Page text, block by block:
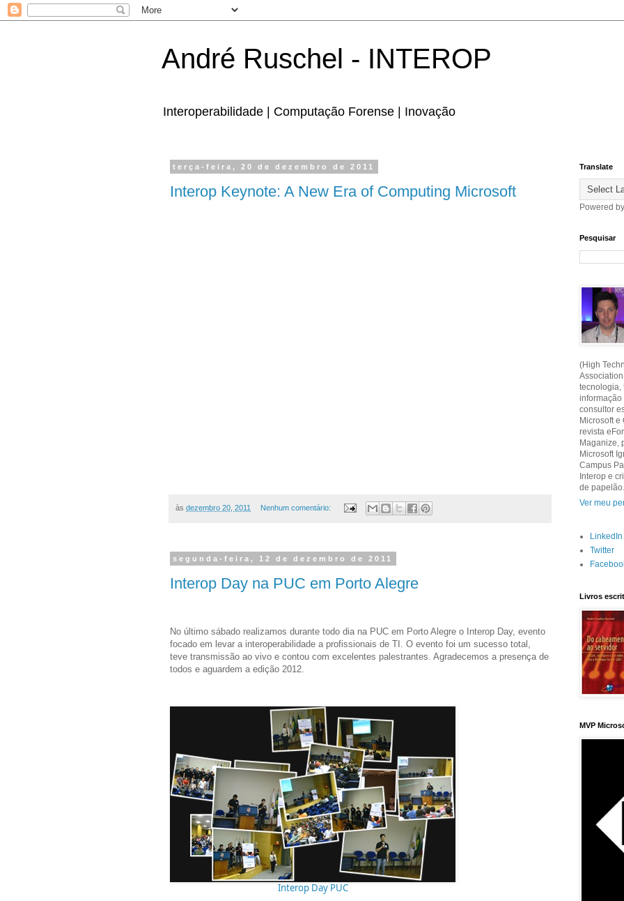
André Ruschel - INTEROP
Interoperabilidade | Computação Forense | Inovação
terça-feira, 20 de dezembro de 2011
Interop Keynote: A New Era of Computing Microsoft
às dezembro 20, 2011 Nenhum comentário:
segunda-feira, 12 de dezembro de 2011
Interop Day na PUC em Porto Alegre
No último sábado realizamos durante todo dia na PUC em Porto Alegre o Interop Day, evento
focado em levar a interoperabilidade a profissionais de TI. O evento foi um sucesso total,
teve transmissão ao vivo e contou com excelentes palestrantes. Agradecemos a presença de
todos e aguardem a edição 2012.
Interop Day PUC
Translate
Powered
Pesquisar
(High
tecnologia,
informação
consultor
Microsoft e
revista
Maganize,
Microsoft
Campus
Interop e
de papelão.
Ver meu
LinkedIn
Twitter
Livros
MVP